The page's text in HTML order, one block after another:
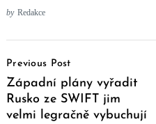
by Redakce
Navigation
Previous Post
Západní plány vyřadit
Rusko ze SWIFT jim
velmi legračně vybuchují